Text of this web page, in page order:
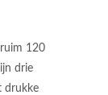
120
drie
drukke